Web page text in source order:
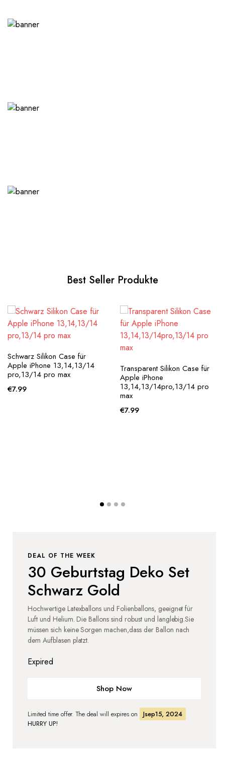
Best Seller Produkte
Schwarz Silikon Case für
Apple iPhone 13,14,13/14
pro,13/14 pro max
€7.99
Transparent Silikon Case für
Apple iPhone
13,14,13/14pro,13/14 pro
max
€7.99
DEAL OF THE WEEK
30 Geburtstag Deko Set
Schwarz Gold
Hochwertige Latexballons und Folienballons, geeignet für
Luft und Helium. Die Ballons sind robust und langlebig.Sie
müssen sich keine Sorgen machen,dass der Ballon nach
dem Aufblasen platzt.
Expired
Shop Now
Limited time offer. The deal will expires on
Jsep15, 2024
HURRY UP!